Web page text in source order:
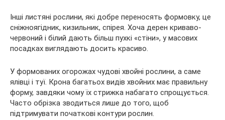
Інші листяні рослини, які добре переносять формовку, це
сніжноягідник, кизильник, спірея. Хоча дерен криваво-
червоний і білий дають більш пухкі «стіни», у масових
посадках виглядають досить красиво.
У формованих огорожах чудові хвойні рослини, а саме
ялівці і туї. Крона багатьох видів хвойних має правильну
форму, завдяки чому їх стрижка набагато спрощується.
Часто обрізка зводиться лише до того, щоб
підтримувати початкові контури рослин.